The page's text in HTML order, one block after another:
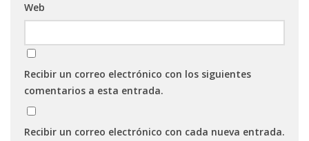
Web
Recibir un correo electrónico con los siguientes
comentarios a esta entrada.
Recibir un correo electrónico con cada nueva entrada.